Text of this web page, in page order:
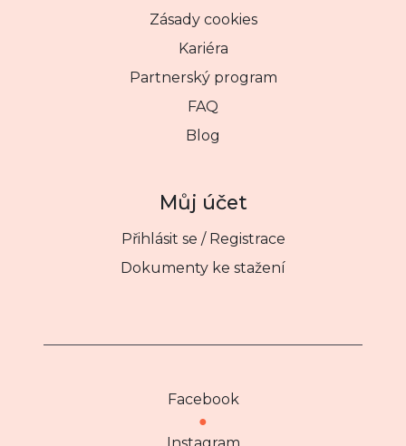
Zásady cookies
Kariéra
Partnerský program
FAQ
Blog
Můj účet
Přihlásit se / Registrace
Dokumenty ke stažení
Facebook
●
Instagram